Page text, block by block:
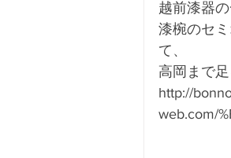
越前漆器
漆椀のセ
て、
高岡まで
http://
web.com/